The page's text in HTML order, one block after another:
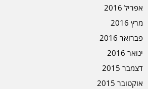
אפריל 2016
מרץ 2016
פברואר 2016
ינואר 2016
דצמבר 2015
אוקטובר 2015